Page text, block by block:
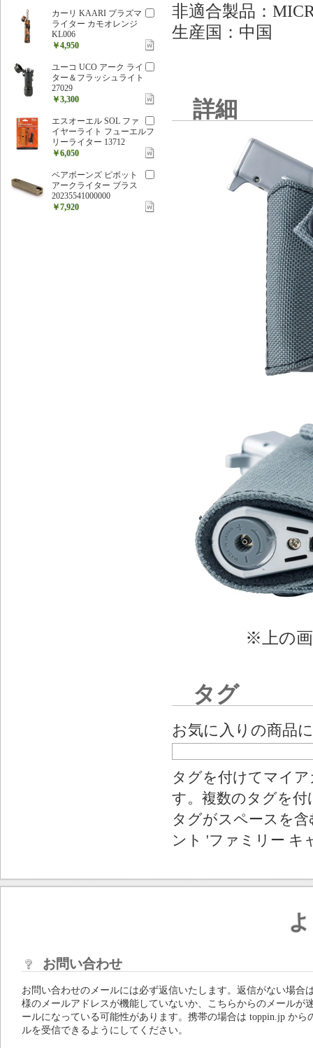
非適合製品：
生産国：中国
詳細
※上の
タグ
お気に入りの商品
タグを付けてマイ
す。複数のタグを
タグがスペースを
ント 'ファミリー キ
カーリ KAARI プラズマ
ライター カモオレンジ
KL006
￥4,950
ユーコ UCO アーク ライ
ター＆フラッシュライト
27029
￥3,300
エスオーエル SOL ファ
イヤーライト フューエルフ
リーライター 13712
￥6,050
ベアボーンズ ピボット
アークライター ブラス
20235541000000
￥7,920
お問い合わせ
お問い合わせのメールには必ず返信いたします。返信がない場合
様のメールアドレスが機能していないか、こちらからのメールが
ールになっている可能性があります。携帯の場合は toppin.jp から
ルを受信できるようにしてください。